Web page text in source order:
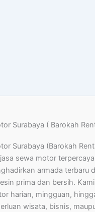
Surabaya ( Barokah
Surabaya (Barokah
sewa motor
armada terbaru
prima dan bersih.
harian, mingguan,
wisata, bisnis,